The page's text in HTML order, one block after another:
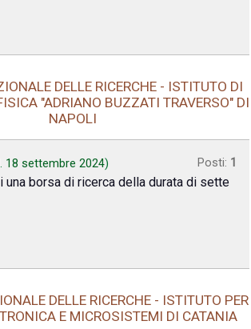
DELLE RICERCHE - ISTITUTO DI
"ADRIANO BUZZATI TRAVERSO" DI
NAPOLI
18 settembre 2024) Posti: 1
una borsa di ricerca della durata di sette
DELLE RICERCHE - ISTITUTO PER
E MICROSISTEMI DI CATANIA